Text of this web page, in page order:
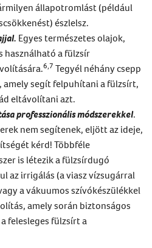
állapotromlást (például
észlelsz.
. Egyes természetes olajok,
használható a fülzsír
6,7 Tegyél néhány csepp
amely segít felpuhítani a fülzsírt,
eltávolítani azt.
professzionális módszerekkel.
nem segítenek, eljött az ideje,
kérd! Többféle
is létezik a fülzsírdugó
az irrigálás (a viasz vízsugárral
a vákuumos szívókészülékkel
amely során biztonságos
felesleges fülzsírt a